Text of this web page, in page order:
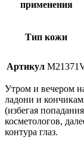
применения
Тип кожи
Артикул
Утром и вечером
ладони и
(избегая
косметологов,
контура глаз.